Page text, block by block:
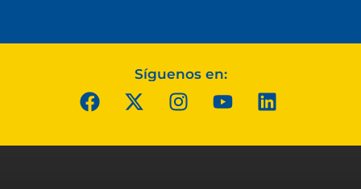
Síguenos en: